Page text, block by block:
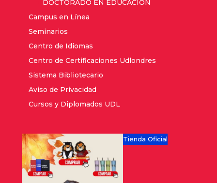
DOCTORADO EN EDUCACIÓN
Campus en Línea
Seminarios
Centro de Idiomas
Centro de Certificaciones Udlondres
Sistema Bibliotecario
Aviso de Privacidad
Cursos y Diplomados UDL
Tienda Oficial